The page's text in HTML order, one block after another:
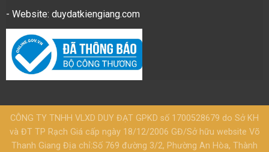
- Website: duydatkiengiang.com
CÔNG TY TNHH VLXD DUY ĐẠT GPKD số 1700528679 do Sở KH
và ĐT TP Rạch Giá cấp ngày 18/12/2006 GĐ/Sở hữu website Võ
Thanh Giang Địa chỉ:Số 769 đường 3/2, Phường An Hòa, Thành